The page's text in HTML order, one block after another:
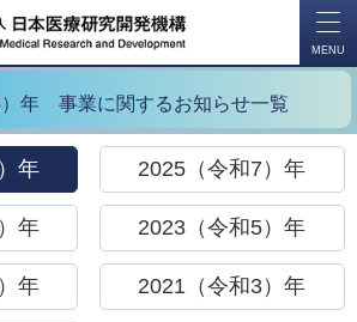
MENU
年 事業に関するお知らせ一覧
年 2025（令和7）年
年 2023（令和5）年
年 2021（令和3）年